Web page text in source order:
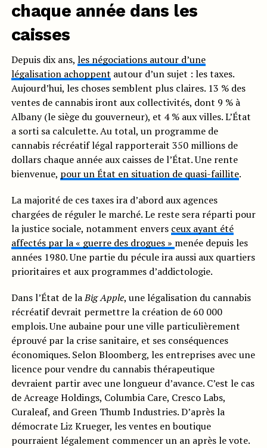
chaque année dans les
caisses
Depuis dix ans, les négociations autour d’une
légalisation achoppent autour d’un sujet : les taxes.
Aujourd’hui, les choses semblent plus claires. 13 % des
ventes de cannabis iront aux collectivités, dont 9 % à
Albany (le siège du gouverneur), et 4 % aux villes. L’État
a sorti sa calculette. Au total, un programme de
cannabis récréatif légal rapporterait 350 millions de
dollars chaque année aux caisses de l’État. Une rente
bienvenue, pour un État en situation de quasi-faillite.
La majorité de ces taxes ira d’abord aux agences
chargées de réguler le marché. Le reste sera réparti pour
la justice sociale, notamment envers ceux ayant été
affectés par la « guerre des drogues » menée depuis les
années 1980. Une partie du pécule ira aussi aux quartiers
prioritaires et aux programmes d’addictologie.
Dans l’État de laBig Apple, une légalisation du cannabis
récréatif devrait permettre la création de 60 000
emplois. Une aubaine pour une ville particulièrement
éprouvé par la crise sanitaire, et ses conséquences
économiques. Selon Bloomberg, les entreprises avec une
licence pour vendre du cannabis thérapeutique
devraient partir avec une longueur d’avance. C’est le cas
de Acreage Holdings, Columbia Care, Cresco Labs,
Curaleaf, and Green Thumb Industries. D’après la
démocrate Liz Krueger, les ventes en boutique
pourraient légalement commencer un an après le vote.